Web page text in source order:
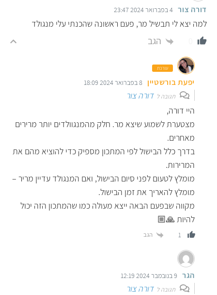
דורה צור 4 בפברואר 2024 23:47
למה יצא לי תבשיל מר, פעם ראשונה שהכנתי עלי מנגולד
הגב
עורכת
יפעת בורשטיין 8 בפברואר 2024 18:09
תגובה לדורה צור
היי דורה,
מצטערת לשמוע שיצא מר. חלק מהמנגוולדים יותר מרירים
מאחרים.
בדרך כלל הבישול לפי המתכון מספיק כדי להוציא מהם את
המרירות.
מומלץ לטעום לפני סיום הבישול, ואם המנגולד עדיין מריר –
מומלץ להאריך את זמן הבישול.
מקווה שבפעם הבאה ייצא מעולה כמו שהמתכון הזה יכול
להיות 🙏🏼
1 הגב
הגר 9 בנובמבר 2024 12:19
תגובה לדורה צור